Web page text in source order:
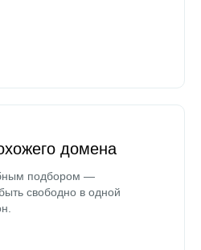
домена
подбором —
свободно в одной